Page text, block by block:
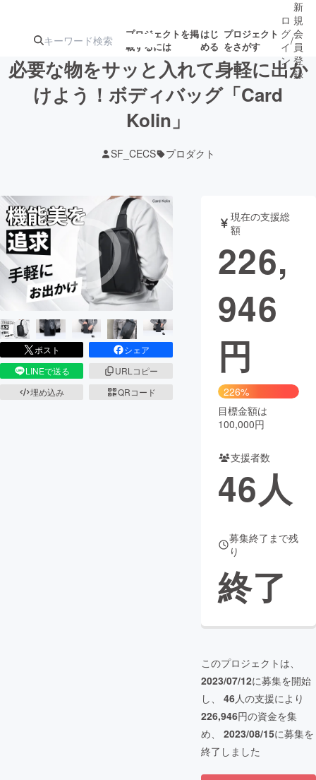
プロジェクトを掲
載するには
はじ
める
プロジェクト
をさがす
注目の新着プロ募集終了が近いプ
テクノロジー・ガジェット
映像・映画 書籍・雑誌
ビジネス・起業 チャレンジ
まちづくり・地域活性化
CAMPFIRE for Social Good
CAMPFIRE Creation
コミュニティ
ロ
グ
イ
ン
/
新
規
会
員
登
録
必要な物をサッと入れて身軽に出か
けよう！ボディバッグ「Card
Kolin」
SF_CECS プロダクト
ポスト
シェア
LINEで送る
URLコピー
埋め込み
QRコード
現在の支援総
額
226,
946
円
226%
目標金額は
100,000円
支援者数
46人
募集終了まで残
り
終了
このプロジェクトは、
2023/07/12に募集を開始
し、 46人の支援により
226,946円の資金を集
め、 2023/08/15に募集を
終了しました